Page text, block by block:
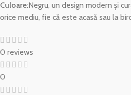
Culoare:Negru, un design modern și
orice mediu, fie că este acasă sau la
0 reviews
0